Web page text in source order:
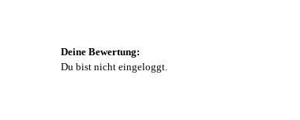
Deine Bewertung:
Du bist nicht eingeloggt.